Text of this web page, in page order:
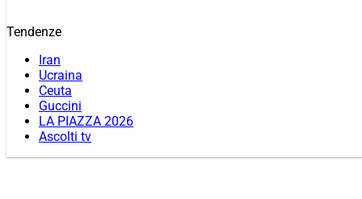
Tendenze
Iran
Ucraina
Ceuta
Guccini
LA PIAZZA 2026
Ascolti tv